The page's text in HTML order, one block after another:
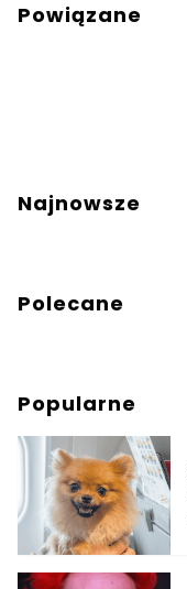
Powiązane
Najnowsze
Polecane
Popularne